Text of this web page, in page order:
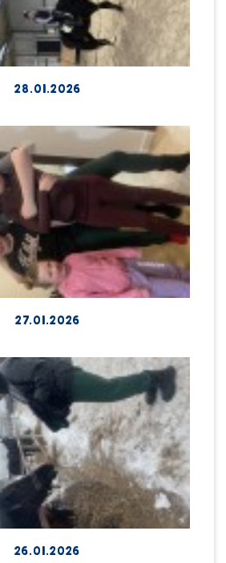
28.01.2026
27.01.2026
26.01.2026